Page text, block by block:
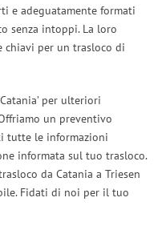
e adeguatamente formati
senza intoppi. La loro
chiavi per un trasloco di
per ulteriori
un preventivo
tutte le informazioni
informata sul tuo trasloco.
da Catania a Triesen
Fidati di noi per il tuo